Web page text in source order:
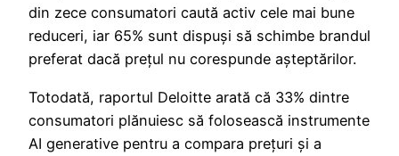
din zece consumatori caută activ cele mai bune
reduceri, iar 65% sunt dispuși să schimbe brandul
preferat dacă prețul nu corespunde așteptărilor.
Totodată, raportul Deloitte arată că 33% dintre
consumatori plănuiesc să folosească instrumente
AI generative pentru a compara prețuri și a